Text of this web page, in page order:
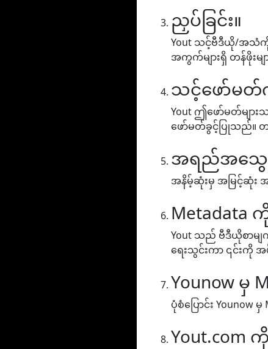
ညှပ်ခြင်း။
Yout သင့်ဗီဒီယို/အသံ
အကွက်များရှိ တန်ဖိုးမျ
သင့်ဖော်မတ်
Yout ဤဖော်မတ်မျာ
ဖော်မတ်ခွင့်ပြုသည်။ တ
အရည်အသွေး
အနိမ့်ဆုံးမှ အမြင့်ဆုံ
Metadata
Yout သည် ဗီဒီယိုစာမျ
ရေးသွင်းကာ ၎င်းကို
Younow မှ
ပုံစံပြောင်း Younow မှ
Yout.com ကို